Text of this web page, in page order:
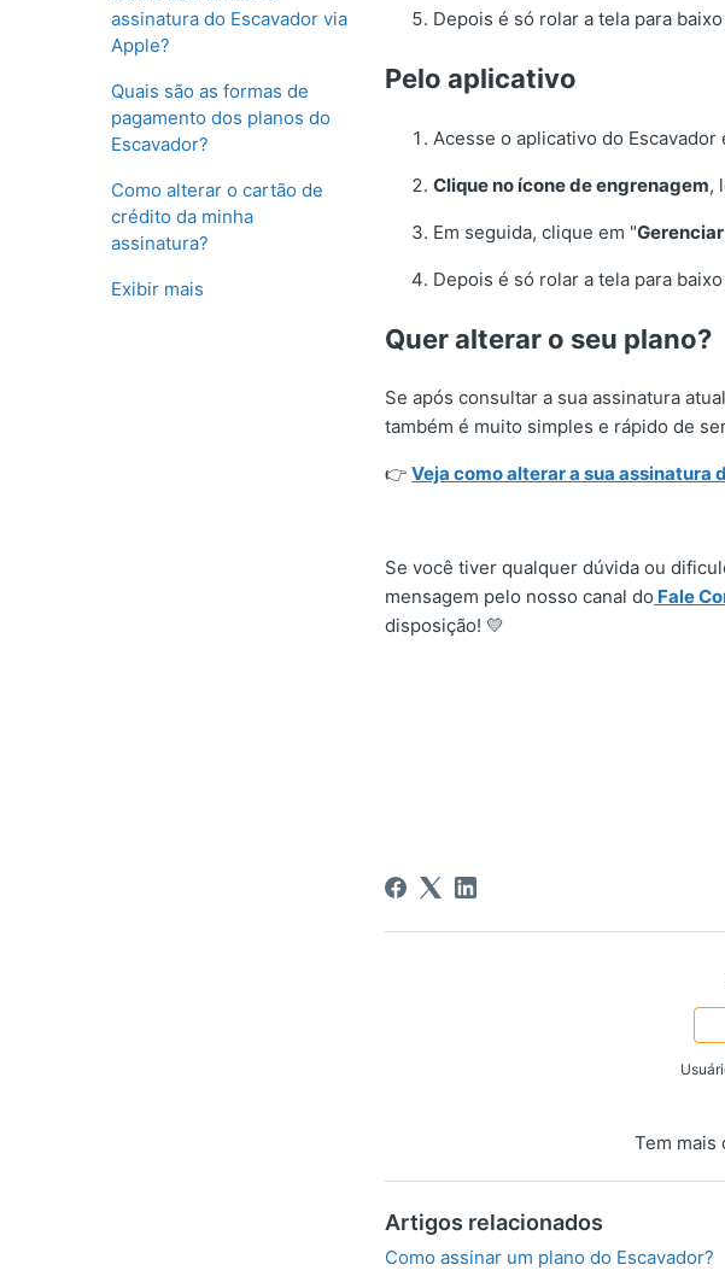
assinatura do Escavador via
Apple?
Quais são as formas de
pagamento dos planos do
Escavador?
Como alterar o cartão de
crédito da minha
assinatura?
Exibir mais
Depois é só rolar a tela para
Pelo aplicativo
Acesse o aplicativo do
Clique no ícone de engrenagem,
Em seguida, clique em "
Depois é só rolar a tela para
Quer alterar o seu plano?
Se após consultar a sua assinatura
também é muito simples e rápido de
👉Veja como alterar a sua assinatura
Se você tiver qualquer dúvida ou
mensagem pelo nosso canal do Fale
disposição! 💛
Tem mais
Artigos relacionados
Como assinar um plano do Escavador?